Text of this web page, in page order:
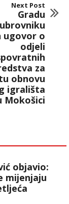
Next Post
Gradu
ugovor o
odjeli
za
obnovu
igrališta
Mokošici
objavio:
mijenjaju